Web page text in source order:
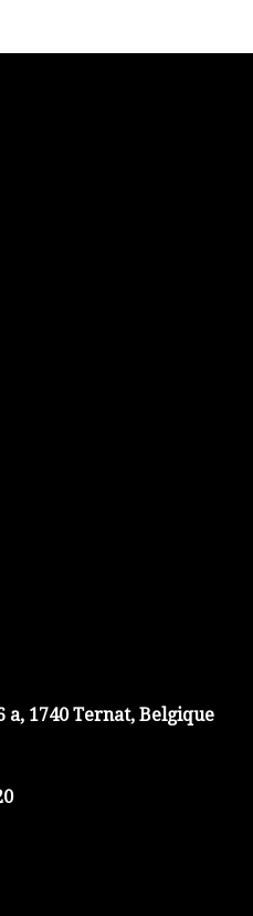
a, 1740 Ternat, Belgique